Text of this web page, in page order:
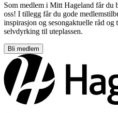
Som medlem i Mitt Hageland får du
oss! I tillegg får du gode
inspirasjon og sesongaktuelle råd og
selvdyrking til uteplassen.
Bli medlem